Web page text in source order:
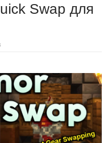
Swap для